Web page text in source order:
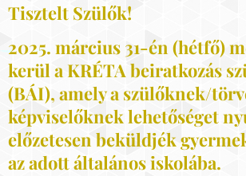
Tisztelt Szülők!
2025. március 31-én (hétfő)
kerül a KRÉTA beiratkozás
(BÁI), amely a szülőknek/
képviselőknek lehetőséget
előzetesen beküldjék
az adott általános iskolába.